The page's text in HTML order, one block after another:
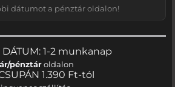
dátumot a pénztár oldalon!
DÁTUM: 1-2 munkanap
pénztároldalon
1.390 Ft-tól